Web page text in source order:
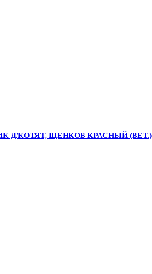
КОТЯТ, ЩЕНКОВ КРАСНЫЙ (ВЕТ.)